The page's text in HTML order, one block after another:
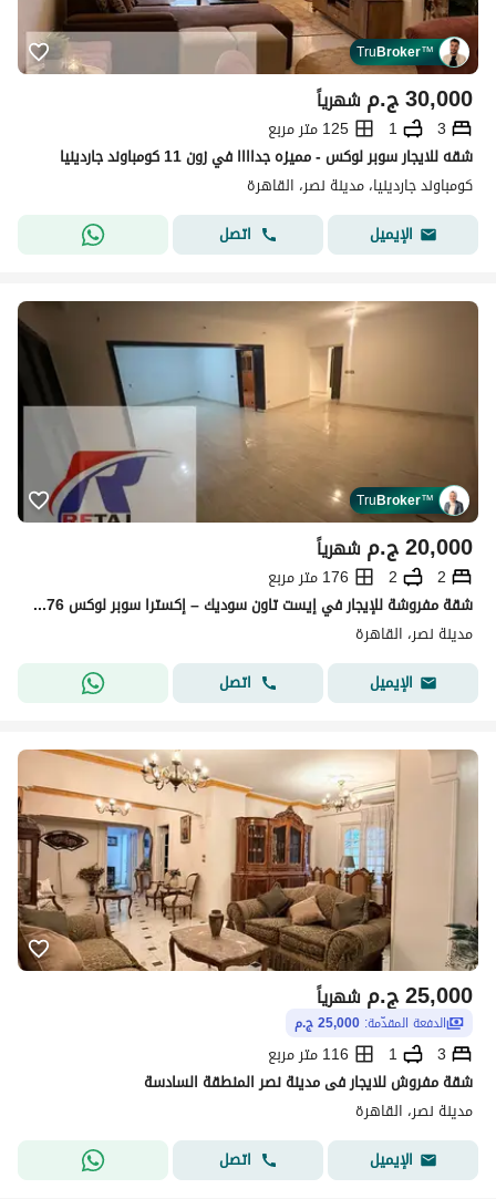
TruBroker™
ج.م30,000 شهرياً
3
1
125 متر مربع
شقه للايجار سوبر لوكس - مميزه جداااا في زون 11 كومباوند جاردينيا
كومباوند جاردينيا، مدينة نصر، القاهرة
الإيميل
اتصل
TruBroker™
ج.م20,000 شهرياً
2
2
176 متر مربع
شقة مفروشة للإيجار في إيست تاون سوديك – إكسترا سوبر لوكس 176م
مدينة نصر، القاهرة
الإيميل
اتصل
ج.م25,000 شهرياً
الدفعة المقدّمة: 25,000 ج.م
3
1
116 متر مربع
شقة مفروش للايجار فى مدينة نصر المنطقة السادسة
مدينة نصر، القاهرة
الإيميل
اتصل